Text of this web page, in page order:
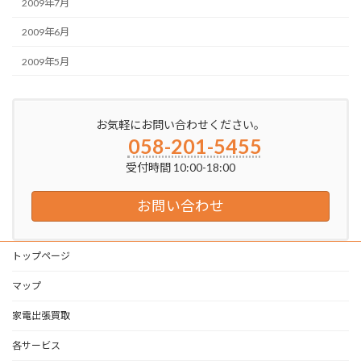
2009年7月
2009年6月
2009年5月
お気軽にお問い合わせください。
058-201-5455
受付時間 10:00-18:00
お問い合わせ
トップページ
マップ
家電出張買取
各サービス